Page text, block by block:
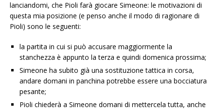
lanciandomi, che Pioli farà giocare Simeone: le motivazioni di
questa mia posizione (e penso anche il modo di ragionare di
Pioli) sono le seguenti:
la partita in cui si può accusare maggiormente la
stanchezza è appunto la terza e quindi domenica prossima;
Simeone ha subito già una sostituzione tattica in corsa,
andare domani in panchina potrebbe essere una bocciatura
pesante;
Pioli chiederà a Simeone domani di mettercela tutta, anche